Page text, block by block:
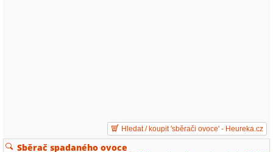
Hledat / koupit 'sběrači ovoce' - Heureka.cz
Sběrač spadaného ovoce